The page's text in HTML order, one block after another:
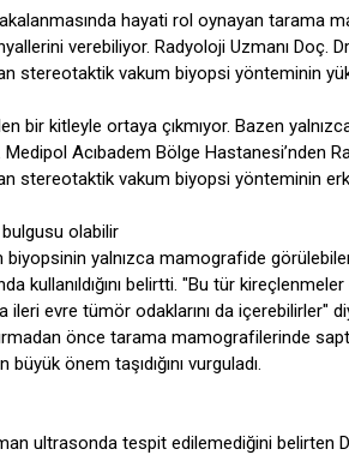
hayati rol oynayan tarama
verebiliyor. Radyoloji Uzmanı Doç.
stereotaktik vakum biyopsi yönteminin
bir kitleyle ortaya çıkmıyor. Bazen
Acıbadem Bölge Hastanesi’nden
stereotaktik vakum biyopsi yönteminin
olabilir
yalnızca mamografide
kullanıldığını belirtti. "Bu tür
ileri evre tümör odaklarını da içerebilirler"
önce tarama mamografilerinde
büyük önem taşıdığını vurguladı.
ultrasonda tespit edilemediğini belirten